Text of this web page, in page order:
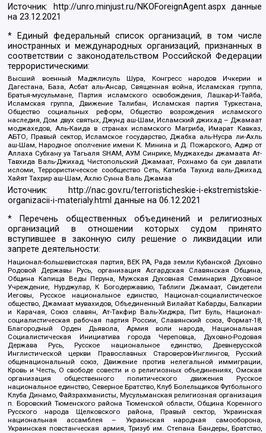
Источник: http://unro.minjust.ru/NKOForeignAgent.aspxданные
на23.12.2021
* Единый федеральный список организаций, в том числе
иностранных и международных организаций, признанных в
соответствии с законодательством Российской Федерации
террористическими:
Высший военный Маджлисуль Шура, Конгресс народов Ичкерии и
Дагестана, База, Асбат аль-Ансар, Священная война, Исламская группа,
Братья-мусульмане, Партия исламского освобождения, Лашкар-И-Тайба,
Исламская группа, Движение Талибан, Исламская партия Туркестана,
Общество социальных реформ, Общество возрождения исламского
наследия, Дом двух святых, Джунд аш-Шам, Исламский джихад – Джамаат
моджахедов, Аль-Каида в странах исламского Магриба, Имарат Кавказ,
АБТО, Правый сектор, Исламское государство, Джабха аль-Нусра ли-Ахль
аш-Шам, Народное ополчение имени К. Минина и Д. Пожарского, Аджр от
Аллаха Субхану уа Тагьаля SHAM, АУМ Синрике, Муджахеды джамаата Ат-
Тавхида Валь-Джихад, Чистопольский Джамаат, Рохнамо ба суи давлати
исломи, Террористическое сообщество Сеть, Катиба Таухид валь-Джихад,
Хайят Тахрир аш-Шам, Ахлю Сунна Валь Джамаа
Источник:
http://nac.gov.ru/terroristicheskie-i-ekstremistskie-
organizacii-i-materialy.html данные на06.12.2021
* Перечень общественных объединений и религиозных
организаций в отношении которых судом принято
вступившее в законную силу решение о ликвидации или
запрете деятельности:
Национал-большевистская партия, ВЕК РА, Рада земли Кубанской Духовно
Родовой Державы Русь, организация Асгардская Славянская Община,
Община Капища Веды Перуна, Мужская Духовная Семинария Духовное
Учреждение, Нурджулар, К Богодержавию, Таблиги Джамаат, Свидетели
Иеговы, Русское национальное единство, Национал-социалистическое
общество, Джамаат мувахидов, Объединенный Вилайат Кабарды, Балкарии
и Карачая, Союз славян, Ат-Такфир Валь-Хиджра, Пит Буль, Национал-
социалистическая рабочая партия России, Славянский союз, Формат-18,
Благородный Орден Дьявола, Армия воли народа, Национальная
Социалистическая Инициатива города Череповца, Духовно-Родовая
Держава Русь, Русское национальное единство, Древнерусской
Инглистической церкви Православных Староверов-Инглингов, Русский
общенациональный союз, Движение против нелегальной иммиграции,
Кровь и Честь, О свободе совести и о религиозных объединениях, Омская
организация общественного политического движения Русское
национальное единство, Северное Братство, Клуб Болельщиков Футбольного
Клуба Динамо, Файзрахманисты, Мусульманская религиозная организация
п. Боровский Тюменского района Тюменской области, Община Коренного
Русского народа Щелковского района, Правый сектор, Украинская
национальная ассамблея – Украинская народная самооборона,
Украинская повстанческая армия, Тризуб им. Степана Бандеры, Братство,